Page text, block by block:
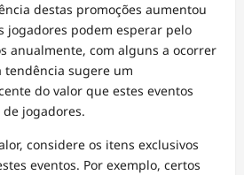
destas promoções aumentou
jogadores podem esperar pelo
anualmente, com alguns a ocorrer
sugere um
do valor que estes eventos
jogadores.
considere os itens exclusivos
eventos. Por exemplo, certos